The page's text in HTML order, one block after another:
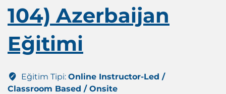
104) Azerbaijan
Eğitimi
Eğitim Tipi: Online Instructor-Led /
Classroom Based / Onsite